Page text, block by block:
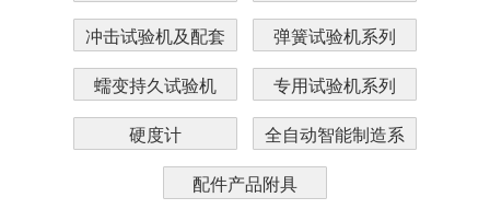
冲击试验机及配套 弹簧试验机系列
蠕变持久试验机 专用试验机系列
硬度计
全自动智能制造系
统
配件产品附具